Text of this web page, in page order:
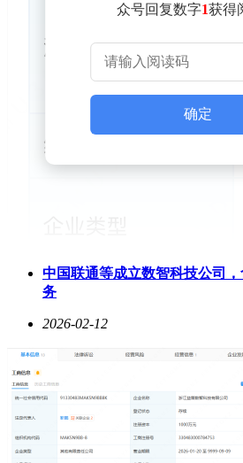
众号回复数字1获得
确定
中国联通等成立数智科技公司
务
2026-02-12